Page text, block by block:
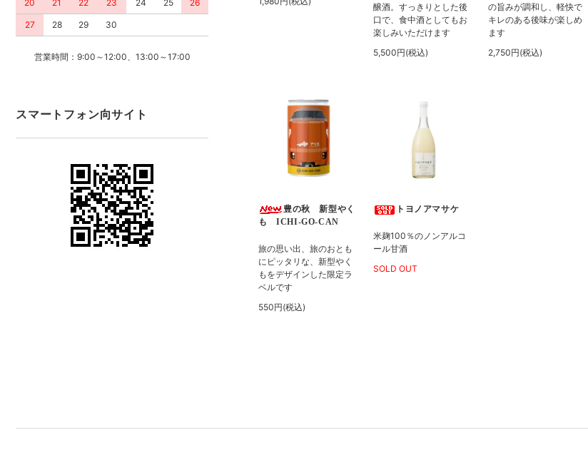
20 21 22 23 24 25 26
27 28 29 30
営業時間：9:00～12:00、13:00～17:00
スマートフォン向サイト
醸酒。すっきりとした後
口で、食中酒としてもお
楽しみいただけます
5,500円(税込)
の旨みが調和し、軽快で
キレのある後味が楽しめ
ます
2,750円(税込)
豊の秋 新型やく
も ICHI-GO-CAN
旅の思い出、旅のおとも
にピッタリな、新型やく
もをデザインした限定ラ
ベルです
550円(税込)
トヨノアマサケ
米麹100％のノンアルコ
ール甘酒
SOLD OUT